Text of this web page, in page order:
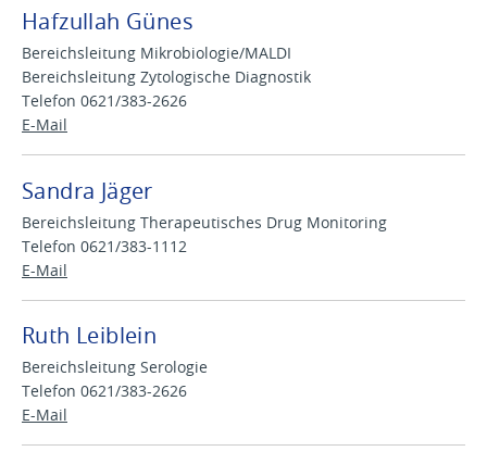
Hafzullah Günes
Bereichsleitung Mikrobiologie/MALDI
Bereichsleitung Zytologische Diagnostik
Telefon 0621/383-2626
E-Mail
Sandra Jäger
Bereichsleitung Therapeutisches Drug Monitoring
Telefon 0621/383-1112
E-Mail
Ruth Leiblein
Bereichsleitung Serologie
Telefon 0621/383-2626
E-Mail